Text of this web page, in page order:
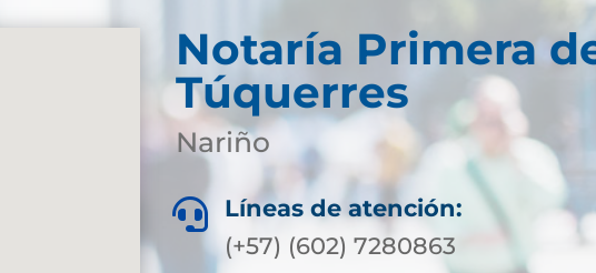
Notaría Primera
Túquerres
Nariño

Líneas de atención:
(+57) (602) 7280863